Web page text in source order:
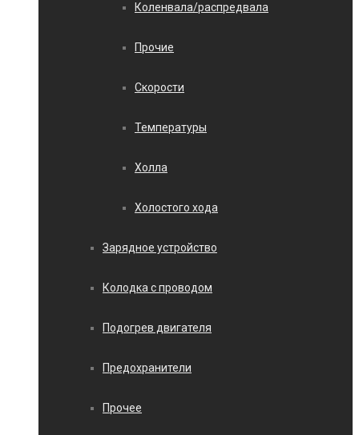
Коленвала/распредвала
Прочие
Скорости
Температуры
Холла
Холостого хода
Зарядное устройство
Колодка с проводом
Подогрев двигателя
Предохранители
Прочее